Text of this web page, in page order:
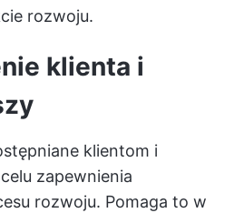
rozwoju.
klienta i
klientom i
zapewnienia
rozwoju. Pomaga to w